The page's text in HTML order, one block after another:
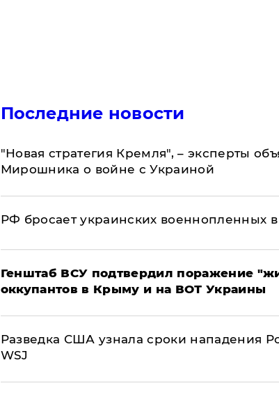
Последние новости
"Новая стратегия Кремля", – эксперты
Мирошника о войне с Украиной
РФ бросает украинских военнопленных в
Генштаб ВСУ подтвердил поражение
оккупантов в Крыму и на ВОТ Украины
Разведка США узнала сроки нападения
WSJ